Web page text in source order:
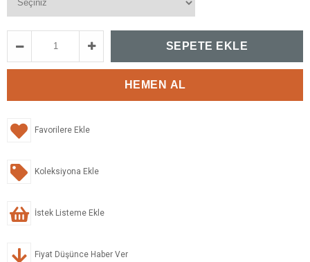
Favorilere Ekle
Koleksiyona Ekle
İstek Listeme Ekle
Fiyat Düşünce Haber Ver